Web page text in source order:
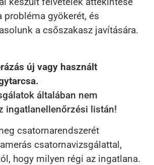
probléma gyökerét, és
a csőszakasz javítására.
új vagy használt
általában nem
ingatlanellenőrzési listán!
csatornarendszerét
csatornavizsgálattal,
hogy milyen régi az ingatlana.